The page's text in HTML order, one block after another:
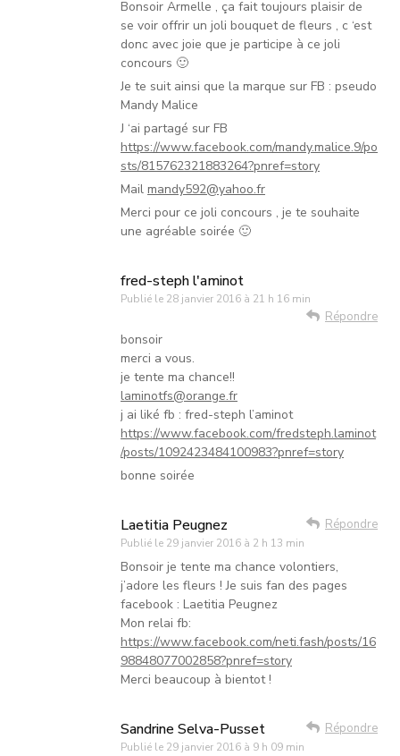
Bonsoir Armelle , ça fait toujours plaisir de
se voir offrir un joli bouquet de fleurs , c ‘est
donc avec joie que je participe à ce joli
concours 🙂
Je te suit ainsi que la marque sur FB : pseudo
Mandy Malice
J ‘ai partagé sur FB
https://www.facebook.com/mandy.malice.9/po
sts/815762321883264?pnref=story
Mail mandy592@yahoo.fr
Merci pour ce joli concours , je te souhaite
une agréable soirée 🙂
fred-steph l'aminot
Publié le 28 janvier 2016 à 21 h 16 min
Répondre
bonsoir
merci a vous.
je tente ma chance!!
laminotfs@orange.fr
j ai liké fb : fred-steph l’aminot
https://www.facebook.com/fredsteph.laminot
/posts/1092423484100983?pnref=story
bonne soirée
Laetitia Peugnez
Publié le 29 janvier 2016 à 2 h 13 min
Répondre
Bonsoir je tente ma chance volontiers,
j’adore les fleurs ! Je suis fan des pages
facebook : Laetitia Peugnez
Mon relai fb:
https://www.facebook.com/neti.fash/posts/16
98848077002858?pnref=story
Merci beaucoup à bientot !
Sandrine Selva-Pusset
Publié le 29 janvier 2016 à 9 h 09 min
Répondre